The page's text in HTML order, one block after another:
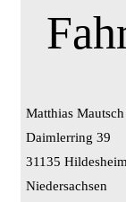
Matthias Mautsch
Daimlerring 39
31135 Hildesheim
Niedersachsen